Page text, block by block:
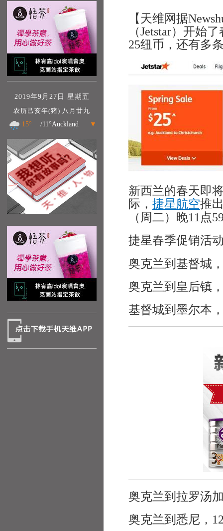
2019年9月27日 星期五
农历己亥年(猪) 八月廿九
15°
/11°Auckland ▼
【天维网据
（Jetstar）开始
25纽币，还有多
新西兰的春天即
际， 捷星航空推
（周二）晚11点
捷星春季促销活
奥克兰到基督城
奥克兰到皇后镇
基督城到墨尔本
奥克兰到拉罗汤
奥克兰到悉尼，